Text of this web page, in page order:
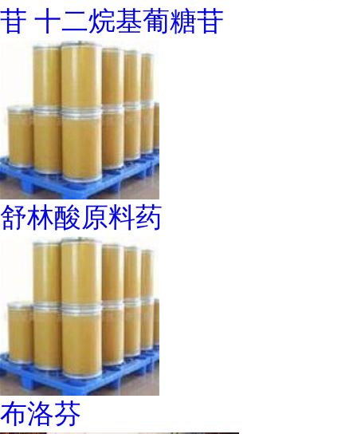
苷 十二烷基葡糖苷
舒林酸原料药
布洛芬